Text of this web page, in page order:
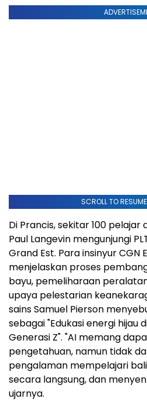
SCROLL TO
Di Prancis, sekitar 100 pelajar
Paul Langevin mengunjungi
Grand Est. Para insinyur CGN
menjelaskan proses
bayu, pemeliharaan
upaya pelestarian
sains Samuel Pierson
sebagai "Edukasi energi hijau
Generasi Z". "AI memang
pengetahuan, namun tidak
pengalaman mempelajari
secara langsung, dan
ujarnya.